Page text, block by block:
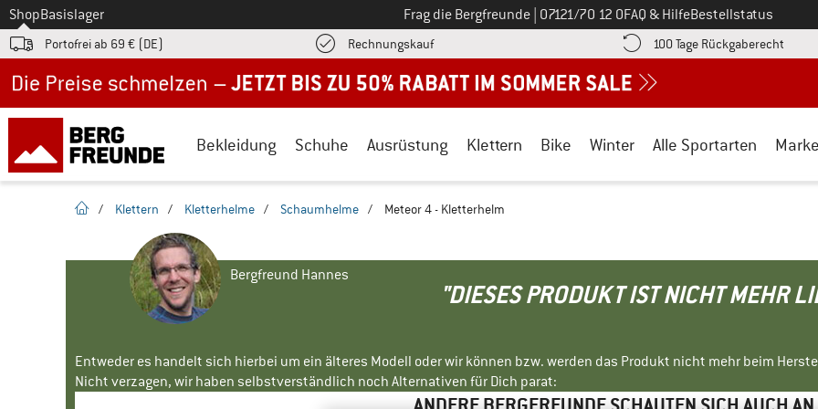
Zum
ShopBasislager Frag die Bergfreunde Ruf uns an unter
07121/70 12 0FAQ & HilfeBestellstatus
Portofrei ab 69 € (DE) RechnungskaufFinde die Zahlungs-Infos hier! Öffnet sich in einer Infobox
100 Tage Rückgaberecht
Bekleidung Schuhe Ausrüstung Klettern Bike Winter Alle Sportarten
Startseite
/ Klettern / Kletterhelme / Schaumhelme / Meteor 4 - Kletterhelm
Bergfreund Hannes
"DIESES PRODUKT IST NICHT MEHR
Entweder es handelt sich hierbei um ein älteres Modell oder wir können bzw. werden das Produkt nicht mehr beim
Nicht verzagen, wir haben selbstverständlich noch Alternativen für Dich parat: